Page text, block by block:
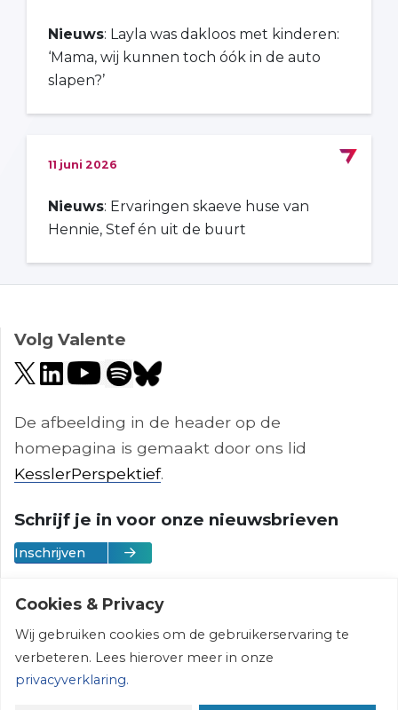
Nieuws: Layla was dakloos met kinderen:
‘Mama, wij kunnen toch óók in de auto
slapen?’
11 juni 2026
Nieuws: Ervaringen skaeve huse van
Hennie, Stef én uit de buurt
Volg Valente
De afbeelding in de header op de
homepagina is gemaakt door ons lid
KesslerPerspektief.
Schrijf je in voor onze nieuwsbrieven
Inschrijven
Vereniging Valente | © 2026 | All rights
Cookies & Privacy
Wij gebruiken cookies om de gebruikerservaring te
verbeteren. Lees hierover meer in onze
privacyverklaring.